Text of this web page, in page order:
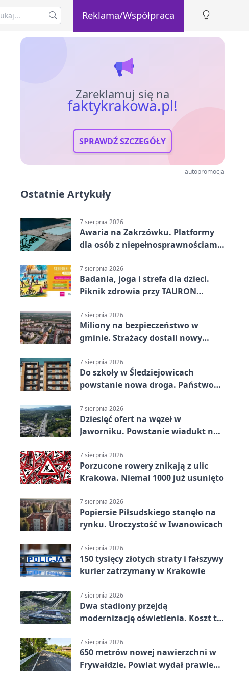
Reklama/Współpraca
Zareklamuj się na
faktykrakowa.pl!
SPRAWDŹ SZCZEGÓŁY
autopromocja
Ostatnie Artykuły
7 sierpnia 2026
Awaria na Zakrzówku. Platformy
dla osób z niepełnosprawnościami
7 sierpnia 2026
Badania, joga i strefa dla dzieci.
Piknik zdrowia przy TAURON
7 sierpnia 2026
Miliony na bezpieczeństwo w
gminie. Strażacy dostali nowy
7 sierpnia 2026
Do szkoły w Śledziejowicach
powstanie nowa droga. Państwo
7 sierpnia 2026
Dziesięć ofert na węzeł w
Jaworniku. Powstanie wiadukt nad
7 sierpnia 2026
Porzucone rowery znikają z ulic
Krakowa. Niemal 1000 już usunięto
7 sierpnia 2026
Popiersie Piłsudskiego stanęło na
rynku. Uroczystość w Iwanowicach
7 sierpnia 2026
150 tysięcy złotych straty i fałszywy
kurier zatrzymany w Krakowie
7 sierpnia 2026
Dwa stadiony przejdą
modernizację oświetlenia. Koszt to
7 sierpnia 2026
650 metrów nowej nawierzchni w
Frywałdzie. Powiat wydał prawie